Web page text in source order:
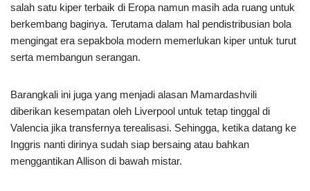
salah satu kiper terbaik di Eropa namun masih ada ruang untuk
berkembang baginya. Terutama dalam hal pendistribusian bola
mengingat era sepakbola modern memerlukan kiper untuk turut
serta membangun serangan.
Barangkali ini juga yang menjadi alasan Mamardashvili
diberikan kesempatan oleh Liverpool untuk tetap tinggal di
Valencia jika transfernya terealisasi. Sehingga, ketika datang ke
Inggris nanti dirinya sudah siap bersaing atau bahkan
menggantikan Allison di bawah mistar.